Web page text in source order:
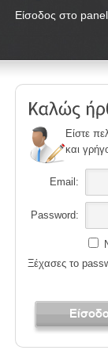
Είσοδος στο
Είστε
και
Email:
Password:
Ξέχασες το